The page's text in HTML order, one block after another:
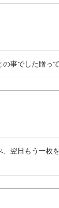
事でした贈っ
翌日もう一枚